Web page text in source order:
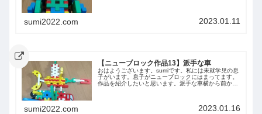
sumi2022.com 2023.01.11
【ニューブロック作品13】派手な車
おはようございます。sumiです。私には未就学児の息
子がいます。息子がニューブロックにはまってます。
作品を紹介したいと思います。派手な車横から前から
sumi2022.com 2023.01.16